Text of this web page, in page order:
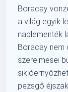
Boracay
a világ egyik
naplementék
Boracay nem
szerelmesei
pezsgő